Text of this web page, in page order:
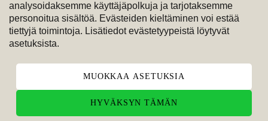
analysoidaksemme käyttäjäpolkuja ja tarjotaksemme
personoitua sisältöä. Evästeiden kieltäminen voi estää
tiettyjä toimintoja. Lisätiedot evästetyypeistä löytyvät
asetuksista.
MUOKKAA ASETUKSIA
HYVÄKSYN TÄMÄN
Maksutavat
M
Seuraa meitä